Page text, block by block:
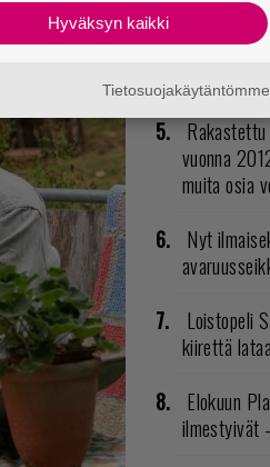
Huomio,
odottajat:
vuonna
muita osia
Nyt
Loistopeli
kiirettä
Elokuun
ilmestyivät
Hyväksyn kaikki
Tietosuojakäytäntömme